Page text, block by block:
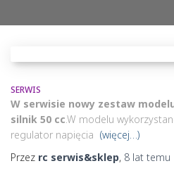
SERWIS
W serwisie nowy zestaw
silnik 50 cc.W modelu
regulator napięcia (więcej…)
Przez rc serwis&sklep, 8 lat temu